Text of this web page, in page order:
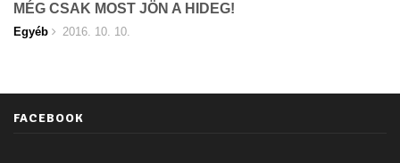
MÉG CSAK MOST JÖN A HIDEG!
Egyéb 2016. 10. 10.
FACEBOOK